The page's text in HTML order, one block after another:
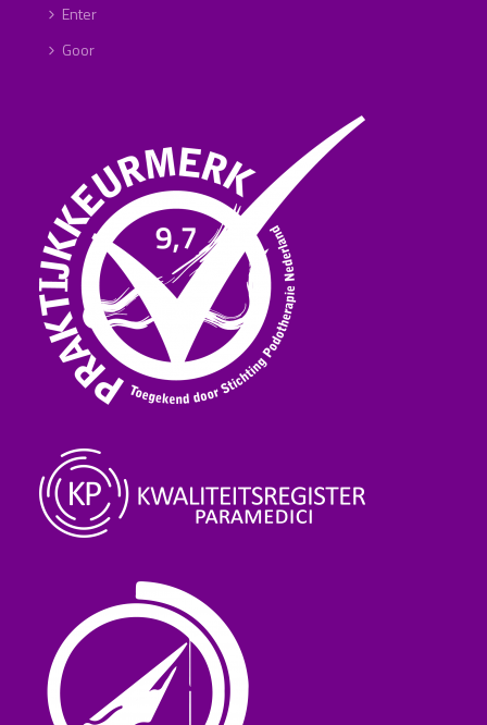
Enter
Goor